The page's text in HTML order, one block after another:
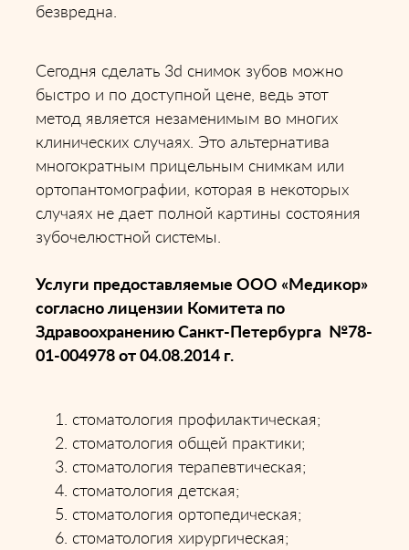
безвредна.
Сегодня сделать 3d снимок зубов можно
быстро и по доступной цене, ведь этот
метод является незаменимым во многих
клинических случаях. Это альтернатива
многократным прицельным снимкам или
ортопантомографии, которая в некоторых
случаях не дает полной картины состояния
зубочелюстной системы.
Услуги предоставляемые ООО «Медикор»
согласно лицензии Комитета по
Здравоохранению Санкт-Петербурга №78-
01-004978 от 04.08.2014 г.
стоматология профилактическая;
стоматология общей практики;
стоматология терапевтическая;
стоматология детская;
стоматология ортопедическая;
стоматология хирургическая;